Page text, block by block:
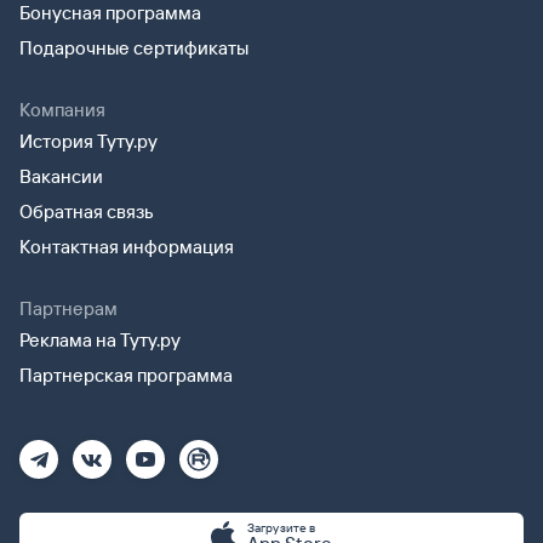
Бонусная программа
Подарочные сертификаты
Компания
История Туту.ру
Вакансии
Обратная связь
Контактная информация
Партнерам
Реклама на Туту.ру
Партнерская программа
Загрузите в